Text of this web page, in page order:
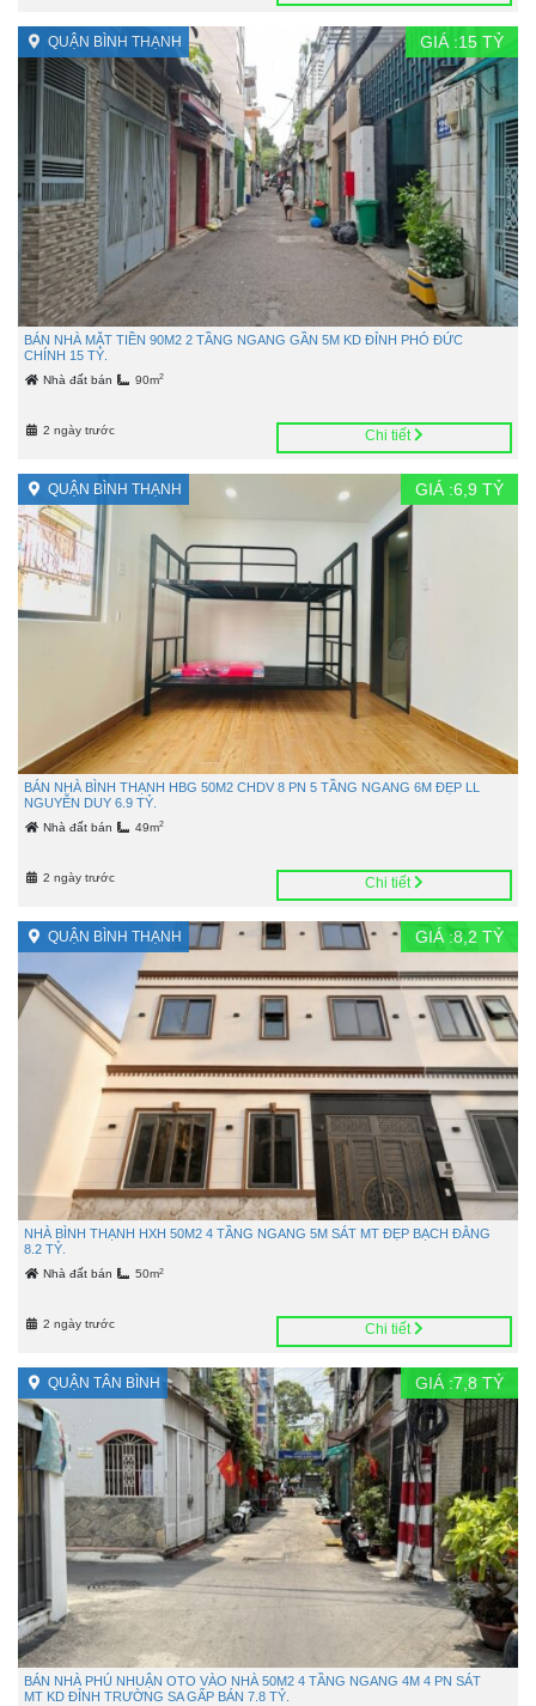
QUẬN BÌNH THẠNH GIÁ :15 TỶ
BÁN NHÀ MẶT TIỀN 90M2 2 TẦNG NGANG GẦN 5M KD ĐỈNH PHÓ ĐỨC
CHÍNH 15 TỶ.
Nhà đất bán 90m2
2 ngày trước Chi tiết
QUẬN BÌNH THẠNH GIÁ :6,9 TỶ
BÁN NHÀ BÌNH THẠNH HBG 50M2 CHDV 8 PN 5 TẦNG NGANG 6M ĐẸP LL
NGUYỄN DUY 6.9 TỶ.
Nhà đất bán 49m2
2 ngày trước Chi tiết
QUẬN BÌNH THẠNH GIÁ :8,2 TỶ
NHÀ BÌNH THẠNH HXH 50M2 4 TẦNG NGANG 5M SÁT MT ĐẸP BẠCH ĐẰNG
8.2 TỶ.
Nhà đất bán 50m2
2 ngày trước Chi tiết
QUẬN TÂN BÌNH GIÁ :7,8 TỶ
BÁN NHÀ PHÚ NHUẬN OTO VÀO NHÀ 50M2 4 TẦNG NGANG 4M 4 PN SÁT
MT KD ĐỈNH TRƯỜNG SA GẤP BÁN 7.8 TỶ.